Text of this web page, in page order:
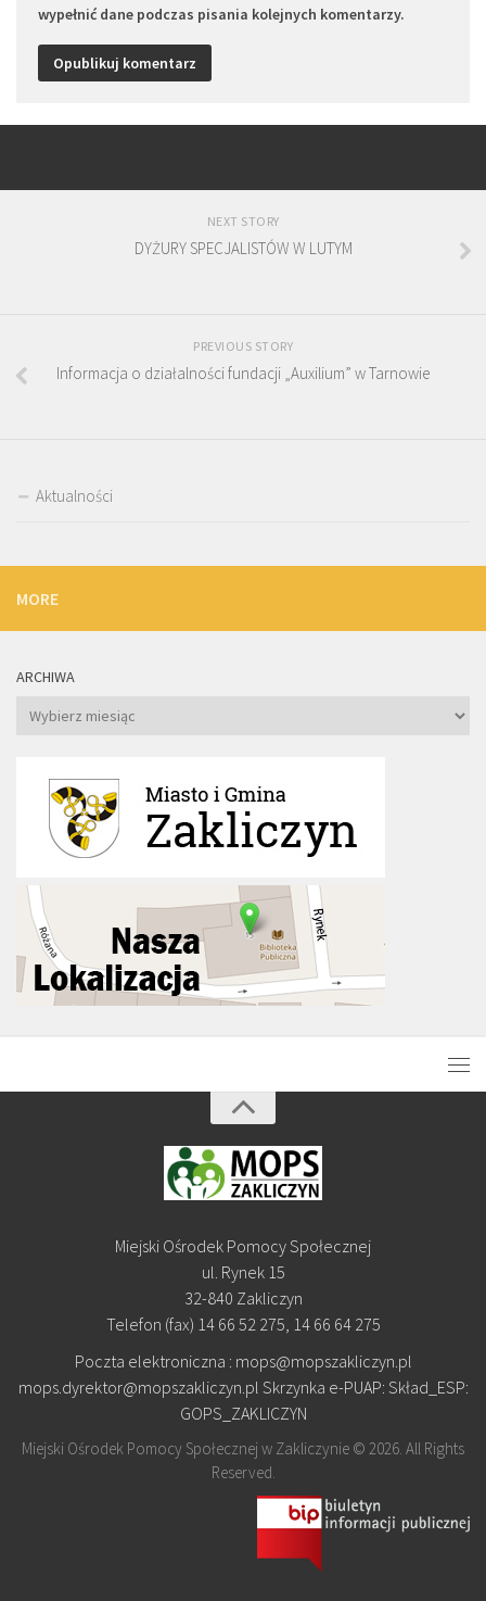
wypełnić dane podczas pisania kolejnych komentarzy.
NEXT STORY
DYŻURY SPECJALISTÓW W LUTYM
PREVIOUS STORY
Informacja o działalności fundacji „Auxilium” w Tarnowie
Aktualności
MORE
ARCHIWA
Archiwa
Miejski Ośrodek Pomocy Społecznej
ul. Rynek 15
32-840 Zakliczyn
Telefon (fax) 14 66 52 275, 14 66 64 275
Poczta elektroniczna : mops@mopszakliczyn.pl
mops.dyrektor@mopszakliczyn.pl Skrzynka e-PUAP: Skład_ESP:
GOPS_ZAKLICZYN
Miejski Ośrodek Pomocy Społecznej w Zakliczynie © 2026. All Rights
Reserved.